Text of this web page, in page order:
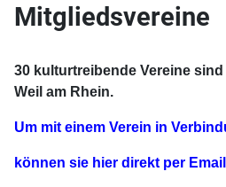
Mitgliedsvereine
30 kulturtreibende Vereine
Weil am Rhein.
Um mit einem Verein in
können sie hier direkt per